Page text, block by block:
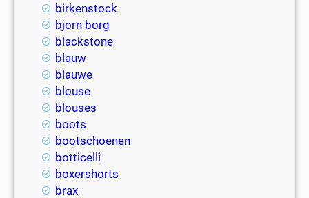
birkenstock
bjorn borg
blackstone
blauw
blauwe
blouse
blouses
boots
bootschoenen
botticelli
boxershorts
brax